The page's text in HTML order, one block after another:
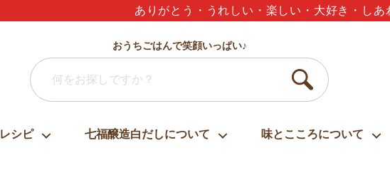
夏のギフトセット3,000円以上で送料無料
おうちごはんで笑顔いっぱい♪
レシピ 七福醸造白だしについて 味とこころについて